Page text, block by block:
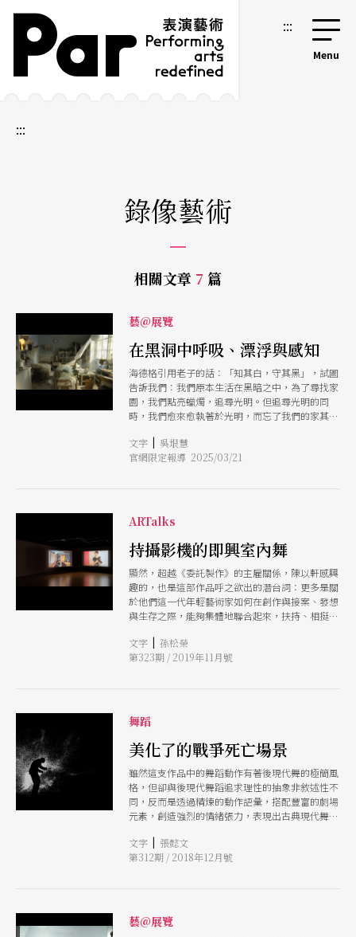
跳到主要內容區塊
網站導覽 :::
:::
錄像藝術
相關文章 7 篇
藝@展覽
在黑洞中呼吸、漂浮與感知
海德格引用老子的話：「知其白，守其黑」，試圖
告訴我們：我們原本生活在黑暗之中，為了尋找家
園，我們點亮蠟燭，追尋光明。但追尋光明的同
時，我們愈來愈執著於光明，而忘了我們的家其實
（2023） 袁廣鳴於個展「向黑潛行」發表《日常
戰爭》、《扁平世界》和《呼吸的黑洞》3件作
（uncanny）與焦慮。從早期源於個人生命經驗的
創作，再擴展至「家」的私領域到近期的全球化語
境，這樣的憂懼幾乎深植於他的藝術之中，也顯現
出台灣社會的一種共相。
文字 | 吳垠慧
官網限定報導 2025/03/21
ARTalks
持攝影機的即興室內舞
顯然，超越《委託製作》的主雇關係，陳以軒感興
趣的，也是這部作品呼之欲出的潛台詞：更多是關
於他們這一代年輕藝術家如何在創作與接案、發想
與生存之際，能夠集體地聯合起來，扶持、相挺，
強力突圍並前進。 這即是為何這一場集體的即興
表演是無法預演與彩排的，它彷如生命與創作，永
文字 | 孫松榮
第323期 / 2019年11月號
舞蹈
美化了的戰爭死亡場景
雖然這支作品中的舞蹈動作有著後現代舞的極簡風
格，但卻與後現代舞蹈追求理性的抽象非敘述性不
同，反而是透過精煉的動作語彙，搭配豐富的劇場
元素，創造強烈的情緒張力，表現出古典現代舞對
感覺到一絲不安，這個不安或許來自創作者神聖
化、抑或「昇華」了戰爭成為劇場藝術元素的美學
文字 | 張懿文
第312期 / 2018年12月號
藝@展覽